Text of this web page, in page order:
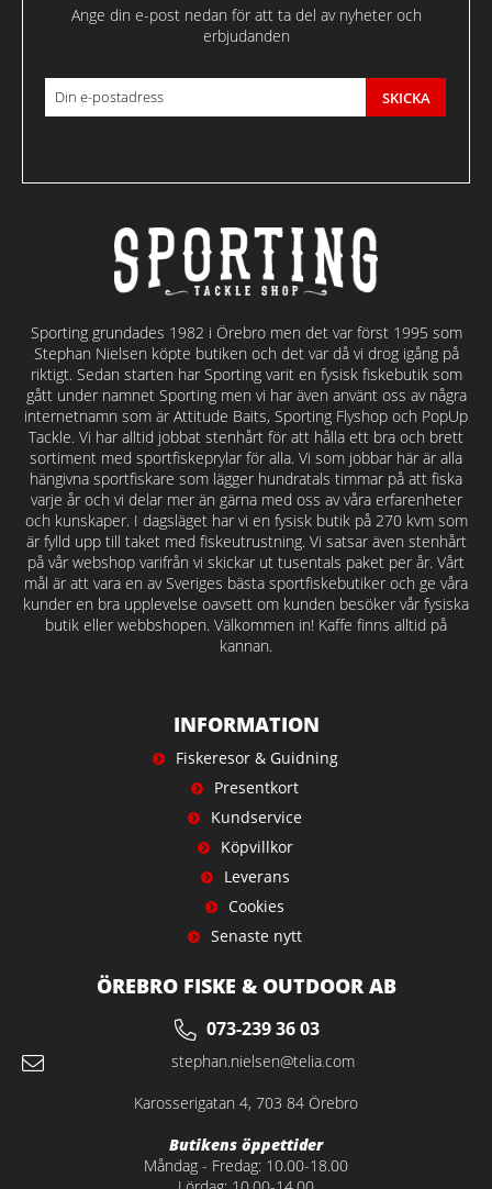
Ange din e-post nedan för att ta del av nyheter och
erbjudanden
SKICKA
Sporting grundades 1982 i Örebro men det var först 1995 som
Stephan Nielsen köpte butiken och det var då vi drog igång på
riktigt. Sedan starten har Sporting varit en fysisk fiskebutik som
gått under namnet Sporting men vi har även använt oss av några
internetnamn som är Attitude Baits, Sporting Flyshop och PopUp
Tackle. Vi har alltid jobbat stenhårt för att hålla ett bra och brett
sortiment med sportfiskeprylar för alla. Vi som jobbar här är alla
hängivna sportfiskare som lägger hundratals timmar på att fiska
varje år och vi delar mer än gärna med oss av våra erfarenheter
och kunskaper. I dagsläget har vi en fysisk butik på 270 kvm som
är fylld upp till taket med fiskeutrustning. Vi satsar även stenhårt
på vår webshop varifrån vi skickar ut tusentals paket per år. Vårt
mål är att vara en av Sveriges bästa sportfiskebutiker och ge våra
kunder en bra upplevelse oavsett om kunden besöker vår fysiska
butik eller webbshopen. Välkommen in! Kaffe finns alltid på
kannan.
INFORMATION
Fiskeresor & Guidning
Presentkort
Kundservice
Köpvillkor
Leverans
Cookies
Senaste nytt
ÖREBRO FISKE & OUTDOOR AB
073-239 36 03
stephan.nielsen@telia.com
Karosserigatan 4, 703 84 Örebro
Butikens öppettider
Måndag - Fredag: 10.00-18.00